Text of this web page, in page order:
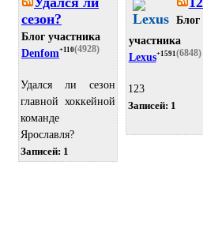
сезон?
Блог участника
Denfom+110(4928)
Удался ли сезон
главной хоккейной
команде
Ярославля?
Записей: 1
Блог
участника
Lexus+1591(6848)
123
Записей: 1